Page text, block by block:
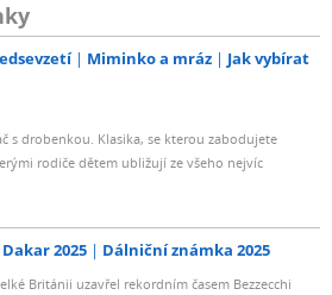
Miminko a mráz
Jak vybírat
s drobenkou. Klasika, se kterou zabodujete
rodiče dětem ubližují ze všeho nejvíc
2025 Dálniční známka 2025
Británii uzavřel rekordním časem Bezzecchi